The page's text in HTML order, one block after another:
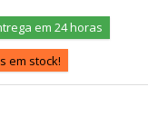
em 24 horas
em stock!